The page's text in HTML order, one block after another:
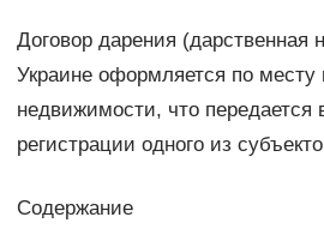
Договор дарения (дарственная
Украине оформляется по месту
недвижимости, что передается
регистрации одного из
Содержание